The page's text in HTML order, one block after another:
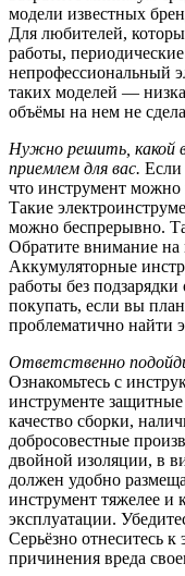
модели известных
Для любителей,
работы,
непрофессиональный
таких моделей —
объёмы на нем не
Нужно решить, какой
приемлем для вас. Если
что инструмент можно
Такие
можно беспрерывно.
Обратите внимание
Аккумуляторные
работы без
покупать, если вы
проблематично найти
Ответственно
Ознакомьтесь с
инструменте
качество сборки,
добросовестные
двойной изоляции, в
должен удобно
инструмент тяжелее и
эксплуатации.
Серьёзно отнеситесь
причинения вреда